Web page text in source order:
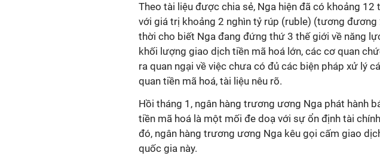
Theo tài liệu được chia sẻ, Nga hiện đã có khoảng 12
với giá trị khoảng 2 nghìn tỷ rúp (ruble) (tương đương
thời cho biết Nga đang đứng thứ 3 thế giới về năng
khối lượng giao dịch tiền mã hoá lớn, các cơ quan
ra quan ngại về việc chưa có đủ các biện pháp xử lý
quan tiền mã hoá, tài liệu nêu rõ.
Hồi tháng 1, ngân hàng trương ương Nga phát hành
tiền mã hoá là một mối đe doạ với sự ổn định tài
đó, ngân hàng trương ương Nga kêu gọi cấm giao
quốc gia này.